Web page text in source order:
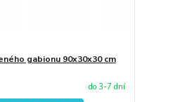
gabionu 90x30x30 cm
do 3-7 dní